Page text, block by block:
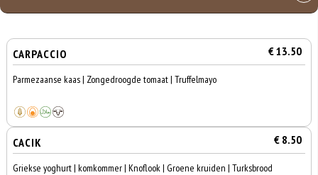
CARPACCIO € 13.50
Parmezaanse kaas | Zongedroogde tomaat | Truffelmayo
CACIK € 8.50
Griekse yoghurt | komkommer | Knoflook | Groene kruiden | Turksbrood